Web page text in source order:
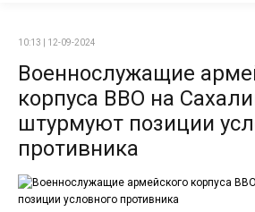
10:13 | 12-09-2024
Военнослужащие
корпуса ВВО на
штурмуют позиции
противника